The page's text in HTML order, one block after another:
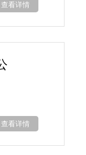
查看详情
查看详情